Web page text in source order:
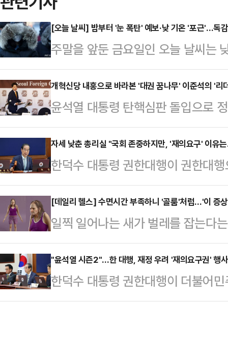
[오늘 날씨] 밤부터 '눈 폭탄' 예보·낮 기온 '포근'…독
주말을 앞둔 금요일인 오늘 날씨는
겠다.기상청은 "이날은 중국 산둥
의 가장자리에 들겠으며, 전국이 차
후부터 충남권, 밤부터 인천·경기
다"라고 전했다.강원 산지와 전북
망이다.경기 남부와 동부, 충북 북
인천·경기 북서부, 강원 중북부 내
북 서부와 전…
개혁신당 내홍으로 바라본 '대권 꿈나무' 이준석의 '
윤석열 대통령 탄핵심판 돌입으로
데, 돌연 개혁신당에 내홍이 불거졌
고 허 대표도 이제 맞서면서 파문은
각에서는 이번 개혁신당 내부의 갈
를 보여주고 있다는 의견이 나온
격화개혁신당의 내홍은 오래전부
이 의원의 사이가 좋지 않다는 이야
신당 관계자는 "이 …
자세 낮춘 총리실 "국회 존중하지만, '재의요구' 이유
한덕수 대통령 권한대행이 권한대
다. 한 권한대행은 양곡관리법 등 6
이유에 대해 조목조목 설명했다.그
기선 국무조정실장은 기자들과 만
시 한번 의논을 좀 해주십사 하는
다.6개 법안 왜 거부권 사용했나한
국무회의를 주재하고 농업 4법(양
대책법·농업재해 보험법)과 국회…
[데일리 헬스] 수면시간 부족하니 '골룸'처럼…'이 증
일찍 일어나는 새가 벌레를 잡는다
말까지 떠돈다. 아직까지도 수면시
는 풍조가 남아있는 듯 하지만, 여
다.수면은 외부 자극에 반응하지
면상태에서 뇌는 낮 동안의 기억과
"윤석열 시즌2"…한 대행, 재정 우려 '재의요구권' 행
한덕수 대통령 권한대행이 더불어
등 6개 쟁점법안에 국가 재정 부담